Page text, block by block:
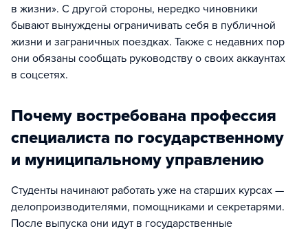
в жизни». С другой стороны, нередко чиновники
бывают вынуждены ограничивать себя в публичной
жизни и заграничных поездках. Также с недавних пор
они обязаны сообщать руководству о своих аккаунтах
в соцсетях.
Почему востребована профессия
специалиста по государственному
и муниципальному управлению
Студенты начинают работать уже на старших курсах —
делопроизводителями, помощниками и секретарями.
После выпуска они идут в государственные